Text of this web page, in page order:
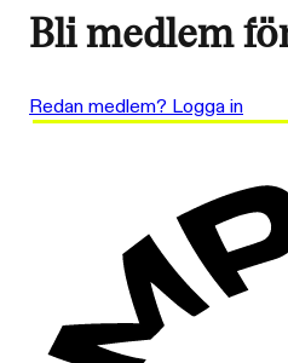
Bli medlem
Redan medlem? Logga in